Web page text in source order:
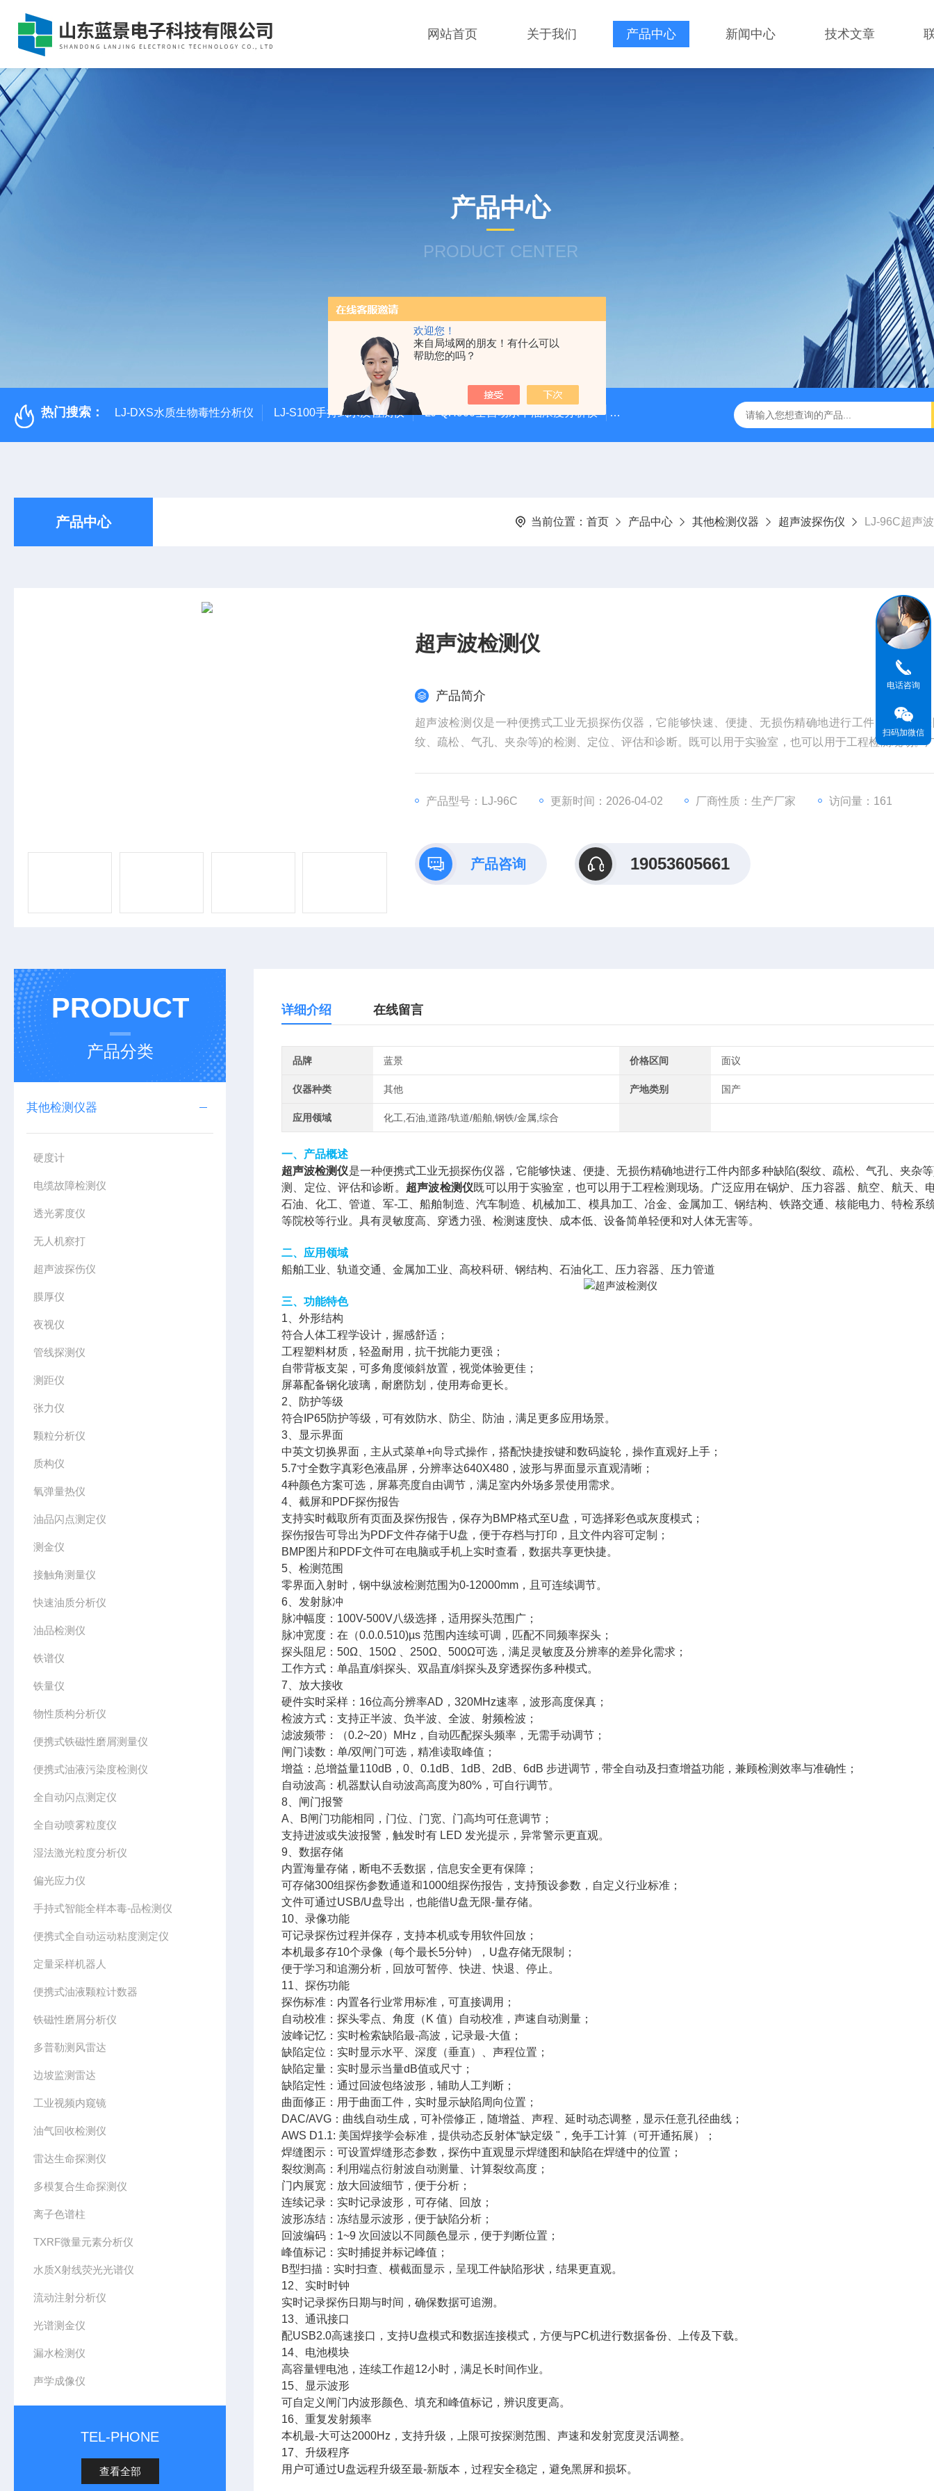
欢迎您！
来自局域网的朋友！有什么可以
帮助您的吗？
网站首页 关于我们 产品中心 新闻中心 技术文章
产品中心
PRODUCT CENTER
热门搜索： LJ-DXS水质生物毒性分析仪 LJ-S100手持式水质检测仪 LJ-QH900全自动水中油浓度分析仪 LJ-HC500水中油浓度分析仪 LJ-S104手持式水质总磷总氮检
产品中心 当前位置： 首页 产品中心 其他检测仪器 超声波探伤仪 LJ-96C超声
超声波检测仪
产品简介
超声波检测仪是一种便携式工业无损探伤仪器，它能够快速、便捷、无损伤精确地进行工件内部多种
纹、疏松、气孔、夹杂等)的检测、定位、评估和诊断。既可以用于实验室，也可以用于工程检测现场。
产品型号：LJ-96C
更新时间：2026-04-02 厂商性质：生产厂家 访问量：161
产品咨询 19053605661
PRODUCT
产品分类
其他检测仪器
硬度计
电缆故障检测仪
透光雾度仪
无人机察打
超声波探伤仪
膜厚仪
夜视仪
管线探测仪
测距仪
张力仪
颗粒分析仪
质构仪
氧弹量热仪
油品闪点测定仪
测金仪
接触角测量仪
快速油质分析仪
油品检测仪
铁谱仪
铁量仪
物性质构分析仪
便携式铁磁性磨屑测量仪
便携式油液污染度检测仪
全自动闪点测定仪
全自动喷雾粒度仪
湿法激光粒度分析仪
偏光应力仪
手持式智能全样本毒-品检测仪
便携式全自动运动粘度测定仪
定量采样机器人
便携式油液颗粒计数器
铁磁性磨屑分析仪
多普勒测风雷达
边坡监测雷达
工业视频内窥镜
油气回收检测仪
雷达生命探测仪
多模复合生命探测仪
离子色谱柱
TXRF微量元素分析仪
水质X射线荧光光谱仪
流动注射分析仪
光谱测金仪
漏水检测仪
声学成像仪
TEL-PHONE
查看全部
详细介绍 在线留言
品牌 蓝景 价格区间 面议
仪器种类 其他 产地类别 国产
应用领域 化工,石油,道路/轨道/船舶,钢铁/金属,综合
一、产品概述
超声波检测仪是一种便携式工业无损探伤仪器，它能够快速、便捷、无损伤精确地进行工件内部多种缺陷(裂纹、疏松、气孔、夹杂
测、定位、评估和诊断。 超声波检测仪既可以用于实验室，也可以用于工程检测现场。广泛应用在锅炉、压力容器、航空、航天、
石油、化工、管道、军-工、船舶制造、汽车制造、机械加工、模具加工、冶金、金属加工、钢结构、铁路交通、核能电力、特检系
等院校等行业。具有灵敏度高、穿透力强、检测速度快、成本低、设备简单轻便和对人体无害等。
二、应用领域
船舶工业、轨道交通、金属加工业、高校科研、钢结构、石油化工、压力容器、压力管道
三、功能特色
1、外形结构
符合人体工程学设计，握感舒适；
工程塑料材质，轻盈耐用，抗干扰能力更强；
自带背板支架，可多角度倾斜放置，视觉体验更佳；
屏幕配备钢化玻璃，耐磨防划，使用寿命更长。
2、防护等级
符合IP65防护等级，可有效防水、防尘、防油，满足更多应用场景。
3、显示界面
中英文切换界面，主从式菜单+向导式操作，搭配快捷按键和数码旋轮，操作直观好上手；
5.7寸全数字真彩色液晶屏，分辨率达640X480，波形与界面显示直观清晰；
4种颜色方案可选，屏幕亮度自由调节，满足室内外场多景使用需求。
4、截屏和PDF探伤报告
支持实时截取所有页面及探伤报告，保存为BMP格式至U盘，可选择彩色或灰度模式；
探伤报告可导出为PDF文件存储于U盘，便于存档与打印，且文件内容可定制；
BMP图片和PDF文件可在电脑或手机上实时查看，数据共享更快捷。
5、检测范围
零界面入射时，钢中纵波检测范围为0-12000mm，且可连续调节。
6、发射脉冲
脉冲幅度：100V-500V八级选择，适用探头范围广；
脉冲宽度：在（0.0.0.510)µs 范围内连续可调，匹配不同频率探头；
探头阻尼：50Ω、150Ω 、250Ω、500Ω可选，满足灵敏度及分辨率的差异化需求；
工作方式：单晶直/斜探头、双晶直/斜探头及穿透探伤多种模式。
7、放大接收
硬件实时采样：16位高分辨率AD，320MHz速率，波形高度保真；
检波方式：支持正半波、负半波、全波、射频检波；
滤波频带：（0.2~20）MHz，自动匹配探头频率，无需手动调节；
闸门读数：单/双闸门可选，精准读取峰值；
增益：总增益量110dB，0、0.1dB、1dB、2dB、6dB 步进调节，带全自动及扫查增益功能，兼顾检测效率与准确性；
自动波高：机器默认自动波高高度为80%，可自行调节。
8、闸门报警
A、B闸门功能相同，门位、门宽、门高均可任意调节；
支持进波或失波报警，触发时有 LED 发光提示，异常警示更直观。
9、数据存储
内置海量存储，断电不丢数据，信息安全更有保障；
可存储300组探伤参数通道和1000组探伤报告，支持预设参数，自定义行业标准；
文件可通过USB/U盘导出，也能借U盘无限-量存储。
10、录像功能
可记录探伤过程并保存，支持本机或专用软件回放；
本机最多存10个录像（每个最长5分钟），U盘存储无限制；
便于学习和追溯分析，回放可暂停、快进、快退、停止。
11、探伤功能
探伤标准：内置各行业常用标准，可直接调用；
自动校准：探头零点、角度（K 值）自动校准，声速自动测量；
波峰记忆：实时检索缺陷最-高波，记录最-大值；
缺陷定位：实时显示水平、深度（垂直）、声程位置；
缺陷定量：实时显示当量dB值或尺寸；
缺陷定性：通过回波包络波形，辅助人工判断；
曲面修正：用于曲面工件，实时显示缺陷周向位置；
DAC/AVG：曲线自动生成，可补偿修正，随增益、声程、延时动态调整，显示任意孔径曲线；
AWS D1.1: 美国焊接学会标准，提供动态反射体“缺定级 "，免手工计算（可开通拓展）；
焊缝图示：可设置焊缝形态参数，探伤中直观显示焊缝图和缺陷在焊缝中的位置；
裂纹测高：利用端点衍射波自动测量、计算裂纹高度；
门内展宽：放大回波细节，便于分析；
连续记录：实时记录波形，可存储、回放；
波形冻结：冻结显示波形，便于缺陷分析；
回波编码：1~9 次回波以不同颜色显示，便于判断位置；
峰值标记：实时捕捉并标记峰值；
B型扫描：实时扫查、横截面显示，呈现工件缺陷形状，结果更直观。
12、实时时钟
实时记录探伤日期与时间，确保数据可追溯。
13、通讯接口
配USB2.0高速接口，支持U盘模式和数据连接模式，方便与PC机进行数据备份、上传及下载。
14、电池模块
高容量锂电池，连续工作超12小时，满足长时间作业。
15、显示波形
可自定义闸门内波形颜色、填充和峰值标记，辨识度更高。
16、重复发射频率
本机最-大可达2000Hz，支持升级，上限可按探测范围、声速和发射宽度灵活调整。
17、升级程序
用户可通过U盘远程升级至最-新版本，过程安全稳定，避免黑屏和损坏。
电话咨询
扫码加微信